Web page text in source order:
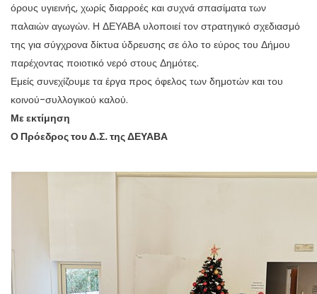
όρους υγιεινής, χωρίς διαρροές και συχνά σπασίματα των
παλαιών αγωγών. Η ΔΕΥΑΒΑ υλοποιεί τον στρατηγικό σχεδιασμό
της για σύγχρονα δίκτυα ύδρευσης σε όλο το εύρος του Δήμου
παρέχοντας ποιοτικό νερό στους Δημότες.
Εμείς συνεχίζουμε τα έργα προς όφελος των δημοτών και του
κοινού-συλλογικού καλού.
Με εκτίμηση
Ο Πρόεδρος του Δ.Σ. της ΔΕΥΑΒΑ